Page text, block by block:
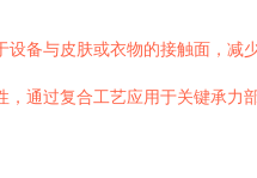
备与皮肤或衣物的接触面，减
通过复合工艺应用于关键承